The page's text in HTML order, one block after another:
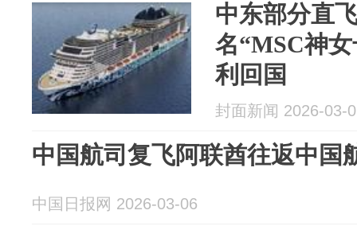
中东部分直
名“MSC神
利回国
封面新闻 2026-03-
中国航司复飞阿联酋往返中国
中国日报网 2026-03-06